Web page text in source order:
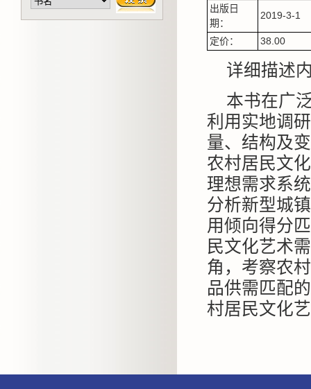
出版日
期：
2019-3-1
定价： 38.00
详细描述
本书在广
利用实地调
量、结构及
农村居民文
理想需求系
分析新型城
用倾向得分
民文化艺术
角，考察农
品供需匹配
村居民文化